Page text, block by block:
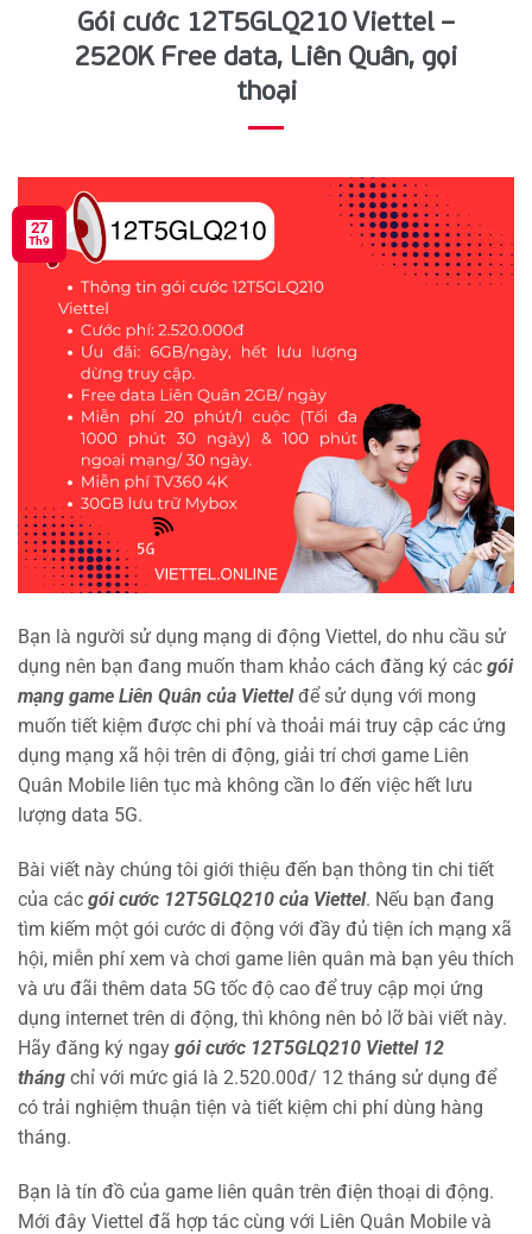
Gói cước 12T5GLQ210 Viettel –
2520K Free data, Liên Quân, gọi
thoại
27
Th9
Bạn là người sử dụng mạng di động Viettel, do nhu cầu sử
dụng nên bạn đang muốn tham khảo cách đăng ký các gói
mạng game Liên Quân của Viettelđể sử dụng với mong
muốn tiết kiệm được chi phí và thoải mái truy cập các ứng
dụng mạng xã hội trên di động, giải trí chơi game Liên
Quân Mobile liên tục mà không cần lo đến việc hết lưu
lượng data 5G.
Bài viết này chúng tôi giới thiệu đến bạn thông tin chi tiết
của các gói cước 12T5GLQ210 của Viettel. Nếu bạn đang
tìm kiếm một gói cước di động với đầy đủ tiện ích mạng xã
hội, miễn phí xem và chơi game liên quân mà bạn yêu thích
và ưu đãi thêm data 5G tốc độ cao để truy cập mọi ứng
dụng internet trên di động, thì không nên bỏ lỡ bài viết này.
Hãy đăng ký ngay gói cước 12T5GLQ210 Viettel 12
tháng chỉ với mức giá là 2.520.00đ/ 12 tháng sử dụng để
có trải nghiệm thuận tiện và tiết kiệm chi phí dùng hàng
tháng.
Bạn là tín đồ của game liên quân trên điện thoại di động.
Mới đây Viettel đã hợp tác cùng với Liên Quân Mobile và